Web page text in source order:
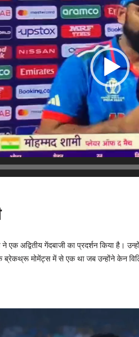
एक अद्वितीय गेंदबाजी का प्रदर्शन किया है।
ब्रेकथ्रू मोमेंट्स में से एक था जब उन्होंने केन